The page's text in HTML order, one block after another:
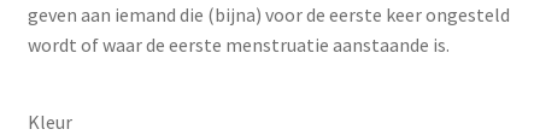
geven aan iemand die (bijna) voor de eerste keer ongesteld
wordt of waar de eerste menstruatie aanstaande is.
Kleur